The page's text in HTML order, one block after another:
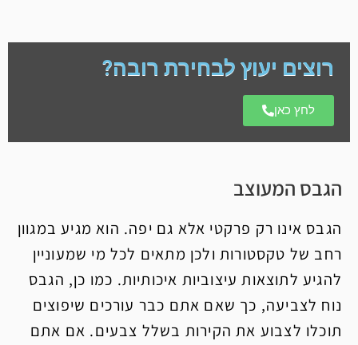
רוצים יעוץ לבחירת רובה?
לחץ כאן
הגבס המעוצב
הגבס אינו רק פרקטי אלא גם יפה. הוא מגיע במגוון
רחב של טקסטורות ולכן מתאים לכל מי שמעוניין
להגיע לתוצאות עיצוביות איכותיות. כמו כן, הגבס
נוח לצביעה, כך שאם אתם כבר עורכים שיפוצים
תוכלו לצבוע את הקירות בשלל צבעים. אם אתם